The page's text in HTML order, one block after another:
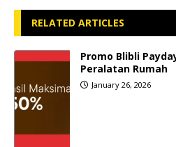
RELATED ARTICLES
Promo Blibli
Peralatan Rumah
January 26, 2026